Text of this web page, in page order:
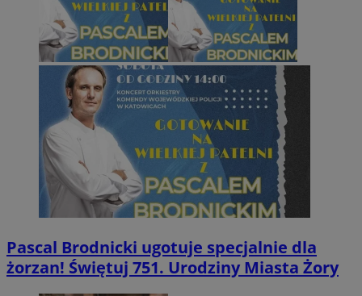
Pascal Brodnicki ugotuje specjalnie dla
żorzan! Świętuj 751. Urodziny Miasta Żory